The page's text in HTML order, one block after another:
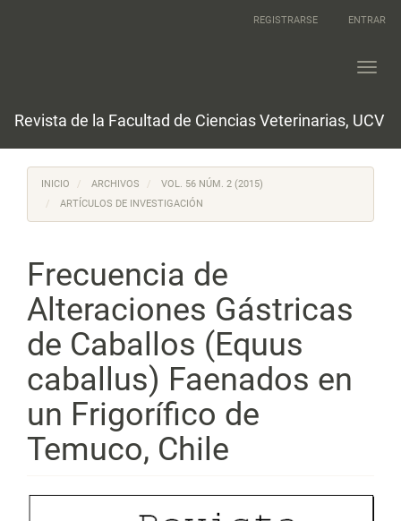
REGISTRARSE ENTRAR
Revista de la Facultad de Ciencias Veterinarias, UCV
INICIO ARCHIVOS
VOL. 56 NÚM. 2 (2015)
ARTÍCULOS DE INVESTIGACIÓN
Frecuencia de
Alteraciones Gástricas
de Caballos (Equus
caballus) Faenados en
un Frigorífico de
Temuco, Chile